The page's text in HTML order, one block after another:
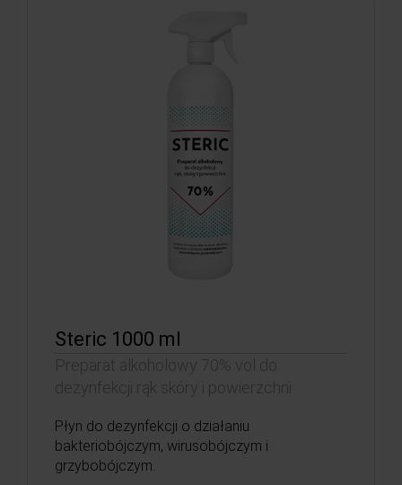
Steric 1000 ml
Preparat alkoholowy 70% vol do
dezynfekcji rąk skóry i powierzchni
Płyn do dezynfekcji o działaniu
bakteriobójczym, wirusobójczym i
grzybobójczym.